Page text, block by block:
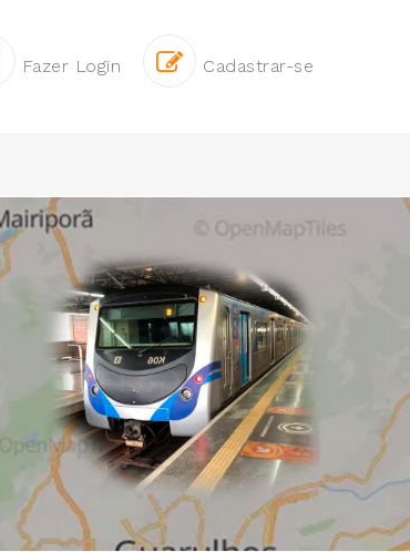
Fazer Login Cadastrar-se